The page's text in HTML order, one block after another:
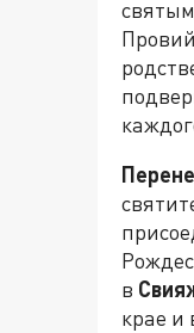
в
крае и